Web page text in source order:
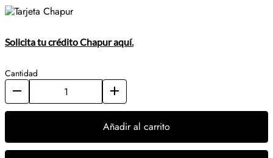
Solicita tu crédito Chapur aquí.
Cantidad
Añadir al carrito